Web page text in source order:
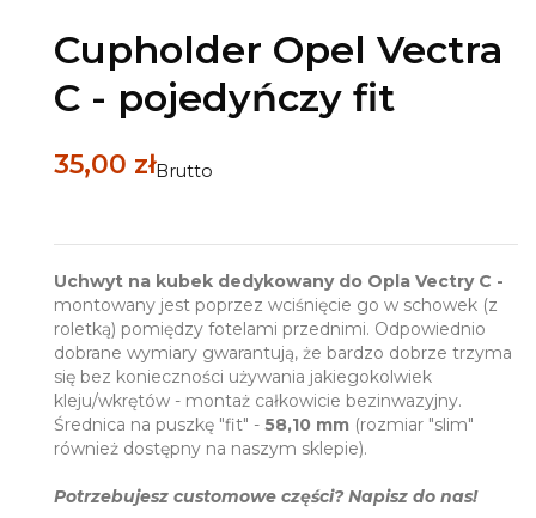
Cupholder Opel Vectra
C - pojedyńczy fit
35,00 złBrutto
Uchwyt na kubek dedykowany do Opla Vectry C -
montowany jest poprzez wciśnięcie go w schowek (z
roletką) pomiędzy fotelami przednimi. Odpowiednio
dobrane wymiary gwarantują, że bardzo dobrze trzyma
się bez konieczności używania jakiegokolwiek
kleju/wkrętów - montaż całkowicie bezinwazyjny.
Średnica na puszkę "fit" - 58,10 mm (rozmiar "slim"
również dostępny na naszym sklepie).
Potrzebujesz customowe części? Napisz do nas!